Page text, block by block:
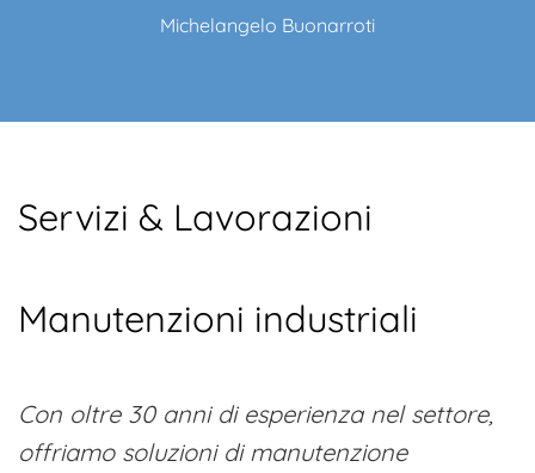
Michelangelo Buonarroti
Servizi & Lavorazioni
Manutenzioni industriali
Con oltre 30 anni di esperienza nel settore,
offriamo soluzioni di manutenzione